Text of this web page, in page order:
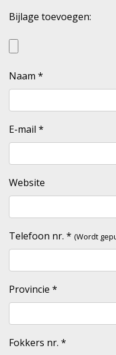
Bijlage toevoegen:
Naam *
E-mail *
Website
Telefoon nr. * (Wordt
Provincie *
Fokkers nr. *